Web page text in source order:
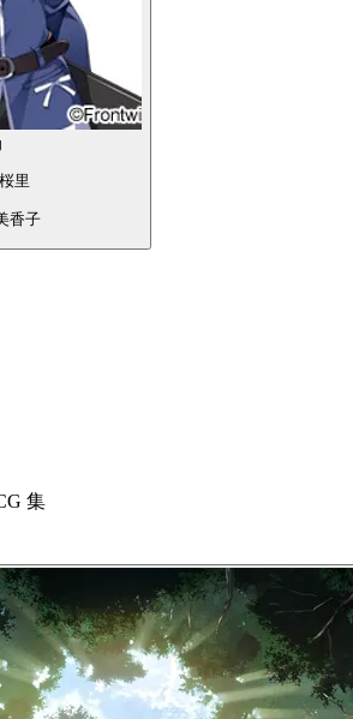
里
香子
集